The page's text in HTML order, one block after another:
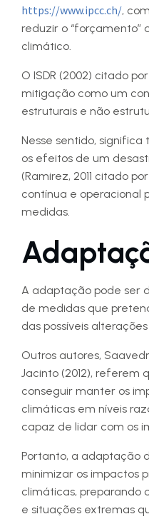
https://www.ipcc.ch/,
reduzir o “forçamento”
climático.
O ISDR (2002) citado
mitigação como um
estruturais e não
Nesse sentido,
os efeitos de um
(Ramirez, 2011 citado
contínua e operacional
medidas.
A adaptação pode ser
de medidas que
das possíveis
Outros autores,
Jacinto (2012), referem
conseguir manter os
climáticas em níveis
capaz de lidar com os
Portanto, a adaptação
minimizar os impactos
climáticas, preparando
e situações extremas